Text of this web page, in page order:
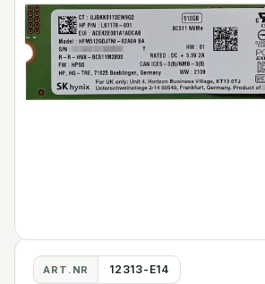
ART.NR 12313-E14